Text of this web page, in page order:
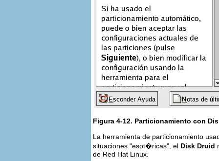
Figura 4-12. Particionamiento con
La herramienta de particionamiento
situaciones "esot�ricas", el Disk Druid
de Red Hat Linux.